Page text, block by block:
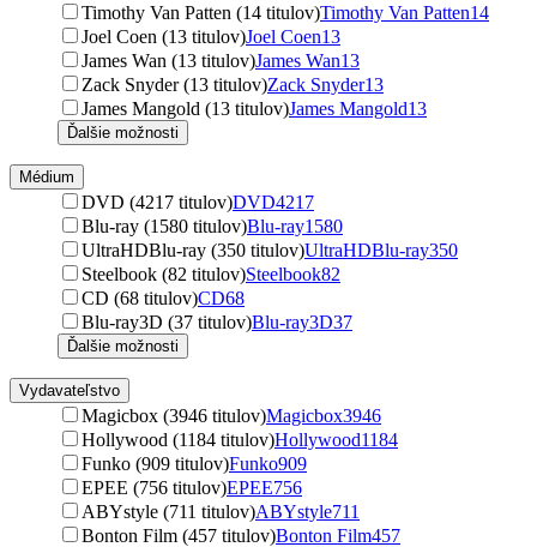
Timothy Van Patten (14 titulov)Timothy Van Patten14
Joel Coen (13 titulov)Joel Coen13
James Wan (13 titulov)James Wan13
Zack Snyder (13 titulov)Zack Snyder13
James Mangold (13 titulov)James Mangold13
Ďalšie možnosti
Médium
DVD (4217 titulov)DVD4217
Blu-ray (1580 titulov)Blu-ray1580
UltraHDBlu-ray (350 titulov)UltraHDBlu-ray350
Steelbook (82 titulov)Steelbook82
CD (68 titulov)CD68
Blu-ray3D (37 titulov)Blu-ray3D37
Ďalšie možnosti
Vydavateľstvo
Magicbox (3946 titulov)Magicbox3946
Hollywood (1184 titulov)Hollywood1184
Funko (909 titulov)Funko909
EPEE (756 titulov)EPEE756
ABYstyle (711 titulov)ABYstyle711
Bonton Film (457 titulov)Bonton Film457